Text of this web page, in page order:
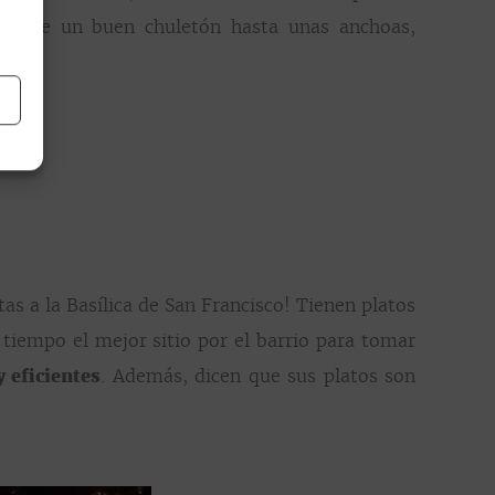
un buen chuletón hasta unas anchoas,
a la Basílica de San Francisco! Tienen platos
el mejor sitio por el barrio para tomar
eficientes. Además, dicen que sus platos son